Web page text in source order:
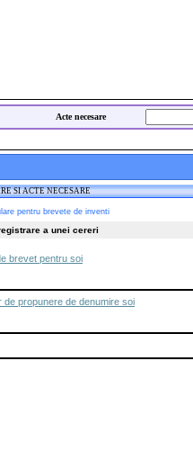
Acte necesare
SI ACTE NECESARE
pentru brevete de inventi
a unei cereri
brevet pentru soi
de propunere de denumire soi